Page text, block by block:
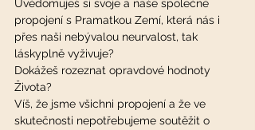
Uvědomuješ si svoje a naše společné
propojení s Pramatkou Zemí, která nás i
přes naši nebývalou neurvalost, tak
láskyplně vyživuje?
Dokážeš rozeznat opravdové hodnoty
Života?
Víš, že jsme všichni propojení a že ve
skutečnosti nepotřebujeme soutěžit o